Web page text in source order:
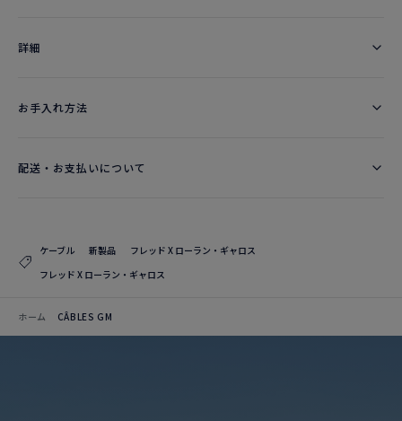
詳細​
お手入れ方法
配送・お支払いについて
ケーブル 新製品
フレッド X ローラン・ギャロス
フレッド X ローラン・ギャロス
ホーム CÂBLES GM